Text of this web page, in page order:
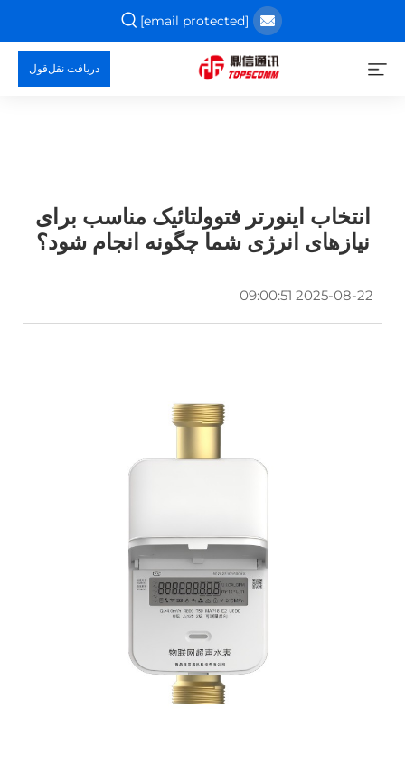
[email protected]
دریافت نقل‌قول
انتخاب اینورتر فتوولتائیک مناسب برای
نیازهای انرژی شما چگونه انجام شود؟
2025-08-22 09:00:51